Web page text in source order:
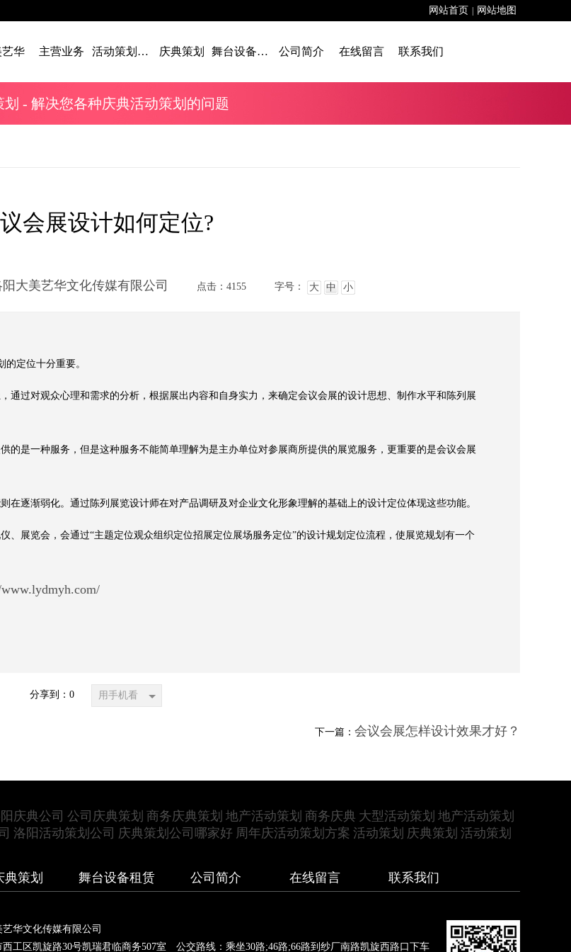
网站首页 网站地图
艺华 主营业务 活动策划案例 庆典策划 舞台设备租赁 公司简介 在线留言 联系我们
- 解决您各种庆典活动策划的问题
会展设计如何定位?
阳大美艺华文化传媒有限公司 点击：4155 字号： 大 中 小
定位十分重要。
过对观众心理和需求的分析，根据展出内容和自身实力，来确定会议会展的设计思想、制作水平和陈列展
是一种服务，但是这种服务不能简单理解为是主办单位对参展商所提供的展览服务，更重要的是会议会展
逐渐弱化。通过陈列展览设计师在对产品调研及对企业文化形象理解的基础上的设计定位体现这些功能。
展览会，会通过“主题定位观众组织定位招展定位展场服务定位”的设计规划定位流程，使展览规划有一个
分享到： 0 用手机看
下一篇： 会议会展怎样设计效果才好？
庆典公司 公司庆典策划 商务庆典策划 地产活动策划 商务庆典 大型活动策划 地产活动策划
洛阳活动策划公司 庆典策划公司哪家好 周年庆活动策划方案 活动策划 庆典策划 活动策划
典策划 舞台设备租赁 公司简介 在线留言 联系我们
华文化传媒有限公司
工区凯旋路30号凯瑞君临商务507室 公交路线：乘坐30路;46路;66路到纱厂南路凯旋西路口下车